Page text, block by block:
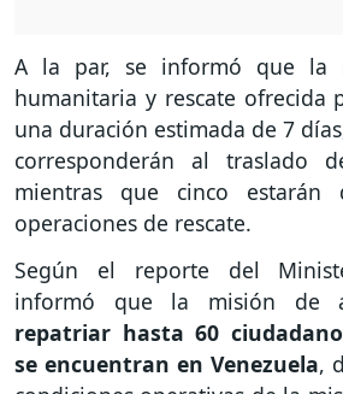
A la par, se informó que la
humanitaria y rescate ofrecida
una duración estimada de 7
corresponderán al traslado
mientras que cinco estarán
operaciones de rescate.
Según el reporte del
informó que la misión de
repatriar hasta 60
se encuentran en Venezuela,